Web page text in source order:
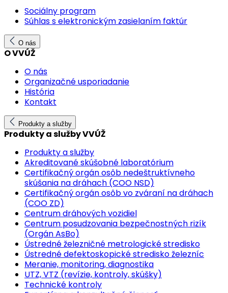
Sociálny program
Súhlas s elektronickým zasielaním faktúr
O nás
O VVÚŽ
O nás
Organizačné usporiadanie
História
Kontakt
Produkty a služby
Produkty a služby VVÚŽ
Produkty a služby
Akreditované skúšobné laboratórium
Certifikačný orgán osôb nedeštruktívneho
skúšania na dráhach (COO NSD)
Certifikačný orgán osôb vo zváraní na dráhach
(COO ZD)
Centrum dráhových vozidiel
Centrum posudzovania bezpečnostných rizík
(Orgán AsBo)
Ústredné železničné metrologické stredisko
Ústredné defektoskopické stredisko železníc
Meranie, monitoring, diagnostika
UTZ, VTZ (revízie, kontroly, skúšky)
Technické kontroly